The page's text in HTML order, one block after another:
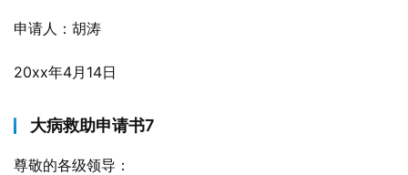
申请人：胡涛
20xx年4月14日
大病救助申请书7
尊敬的各级领导：